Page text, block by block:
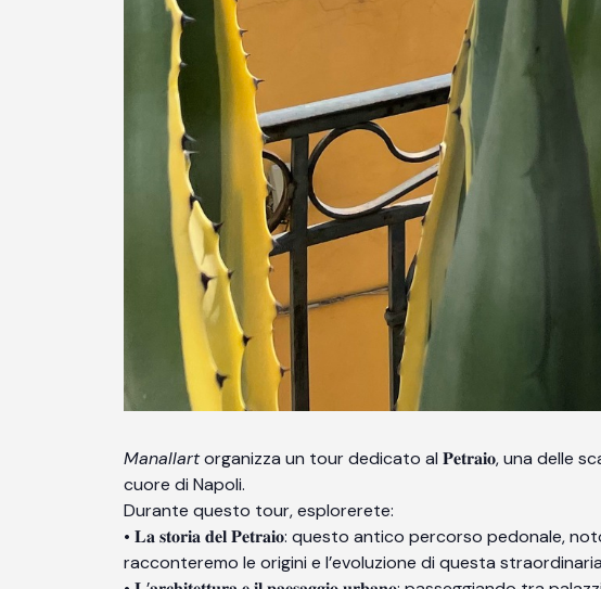
Manallartorganizza un tour dedicato al 𝐏𝐞𝐭𝐫𝐚𝐢𝐨, una delle
cuore di Napoli.
Durante questo tour, esplorerete:
• 𝐋𝐚 𝐬𝐭𝐨𝐫𝐢𝐚 𝐝𝐞𝐥 𝐏𝐞𝐭𝐫𝐚𝐢𝐨: questo antico percorso
racconteremo le origini e l’evoluzione di questa